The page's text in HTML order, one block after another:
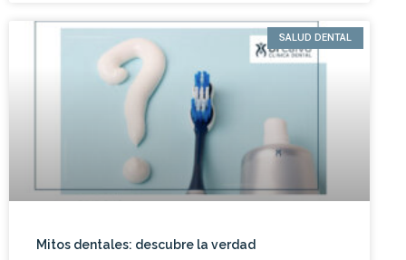
SALUD DENTAL
Mitos dentales: descubre la verdad